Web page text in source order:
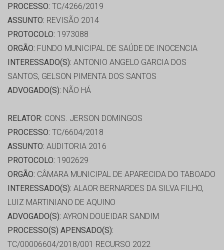
PROCESSO: TC/4266/2019
ASSUNTO: REVISÃO 2014
PROTOCOLO: 1973088
ORGÃO: FUNDO MUNICIPAL DE SAÚDE DE INOCENCIA
INTERESSADO(S): ANTONIO ANGELO GARCIA DOS
SANTOS, GELSON PIMENTA DOS SANTOS
ADVOGADO(S): NÃO HÁ
RELATOR: CONS. JERSON DOMINGOS
PROCESSO: TC/6604/2018
ASSUNTO: AUDITORIA 2016
PROTOCOLO: 1902629
ORGÃO: CÂMARA MUNICIPAL DE APARECIDA DO TABOADO
INTERESSADO(S): ALAOR BERNARDES DA SILVA FILHO,
LUIZ MARTINIANO DE AQUINO
ADVOGADO(S): AYRON DOUEIDAR SANDIM
PROCESSO(S) APENSADO(S):
TC/00006604/2018/001 RECURSO 2022